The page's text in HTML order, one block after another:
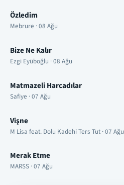
Özledim
Mebrure · 08 Ağu
Bize Ne Kalır
Ezgi Eyüboğlu · 08 Ağu
Matmazeli Harcadılar
Safiye · 07 Ağu
Vişne
M Lisa feat. Dolu Kadehi Ters Tut · 07 Ağu
Merak Etme
MARSS · 07 Ağu